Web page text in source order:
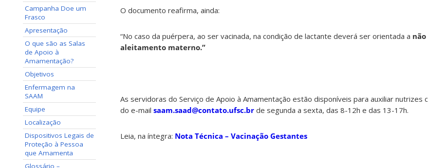
Campanha Doe um
Frasco
Apresentação
O que são as Salas
de Apoio à
Amamentação?
Objetivos
Enfermagem na
SAAM
Equipe
Localização
Dispositivos Legais de
Proteção à Pessoa
que Amamenta
Glossário –
O documento reafirma, ainda:
“No caso da puérpera, ao ser vacinada, na condição de lactante deverá ser orientada a
aleitamento materno.”
As servidoras do Serviço de Apoio à Amamentação estão disponíveis para auxiliar nutrizes
do e-mail saam.saad@contato.ufsc.br de segunda a sexta, das 8-12h e das 13-17h.
Leia, na íntegra: Nota Técnica – Vacinação Gestantes